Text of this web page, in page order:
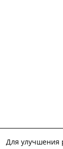
Для улучшения